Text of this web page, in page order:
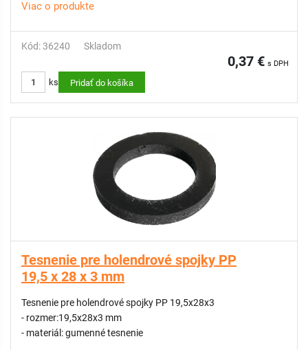
Viac o produkte
Kód: 36240 Skladom
0,37 € s DPH
ks Pridať do košíka
Tesnenie pre holendrové spojky PP
19,5 x 28 x 3 mm
Tesnenie pre holendrové spojky PP 19,5x28x3
- rozmer:19,5x28x3 mm
- materiál: gumenné tesnenie